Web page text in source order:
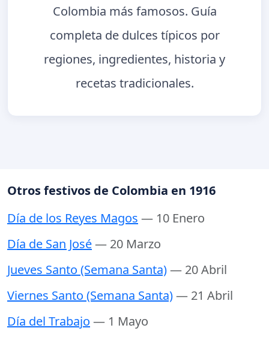
Colombia más famosos. Guía
completa de dulces típicos por
regiones, ingredientes, historia y
recetas tradicionales.
Otros festivos de Colombia en 1916
Día de los Reyes Magos — 10 Enero
Día de San José— 20 Marzo
Jueves Santo (Semana Santa)— 20 Abril
Viernes Santo (Semana Santa)— 21 Abril
Día del Trabajo — 1 Mayo